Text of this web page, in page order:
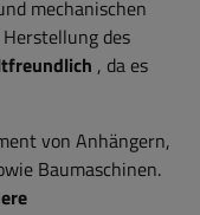
mechanischen
des
, da es
von Anhängern,
Baumaschinen.